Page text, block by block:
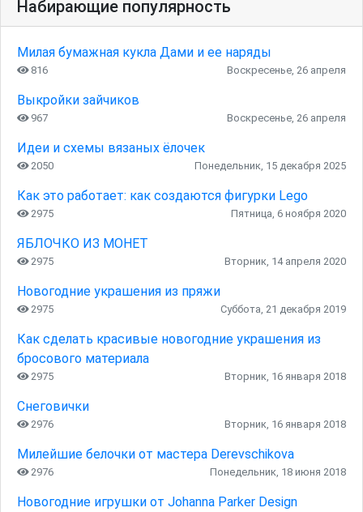
Набирающие популярность
Милая бумажная кукла Дами и ее наряды
816 Воскресенье, 26 апреля
Выкройки зайчиков
967 Воскресенье, 26 апреля
Идеи и схемы вязаных ёлочек
2050 Понедельник, 15 декабря 2025
Как это работает: как создаются фигурки Lego
2975 Пятница, 6 ноября 2020
ЯБЛОЧКО ИЗ МОНЕТ
2975 Вторник, 14 апреля 2020
Новогодние украшения из пряжи
2975 Суббота, 21 декабря 2019
Как сделать красивые новогодние украшения из
бросового материала
2975 Вторник, 16 января 2018
Снеговички
2976 Вторник, 16 января 2018
Милейшие белочки от мастера Derevschikova
2976 Понедельник, 18 июня 2018
Новогодние игрушки от Johanna Parker Design